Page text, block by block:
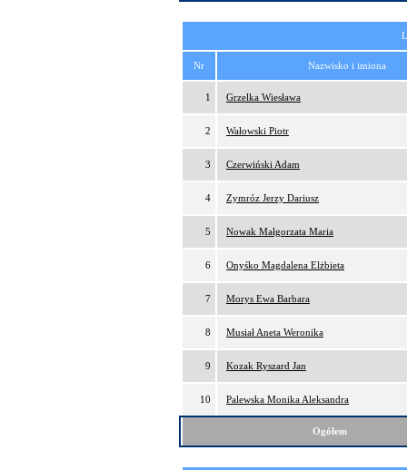
Nr Nazwisko i imiona
1 Grzelka Wiesława
2 Wałowski Piotr
3 Czerwiński Adam
4 Zymróz Jerzy Dariusz
5 Nowak Małgorzata Maria
6 Onyśko Magdalena Elżbieta
7 Morys Ewa Barbara
8 Musiał Aneta Weronika
9 Kozak Ryszard Jan
10 Palewska Monika Aleksandra
Ogółem